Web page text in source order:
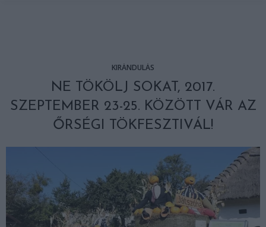
KIRÁNDULÁS
NE TÖKÖLJ SOKAT, 2017.
SZEPTEMBER 23-25. KÖZÖTT VÁR AZ
ŐRSÉGI TÖKFESZTIVÁL!